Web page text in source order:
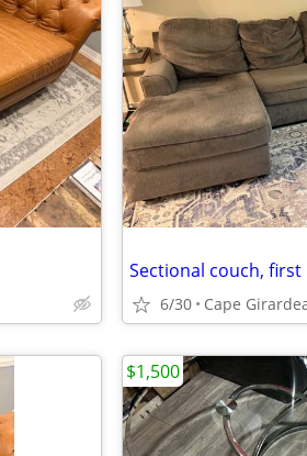
Sectional couch, first
6/30 Cape
$1,500